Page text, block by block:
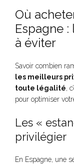
Où
Espagne
à éviter
Savoir combien
les meilleurs
toute légalité,
pour optimiser
Les «
privilégier
En Espagne, une